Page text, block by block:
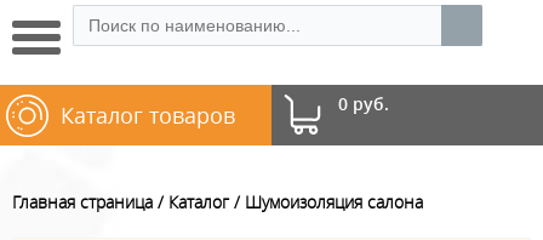
0 руб.
Каталог товаров
Главная страница Каталог Шумоизоляция салона